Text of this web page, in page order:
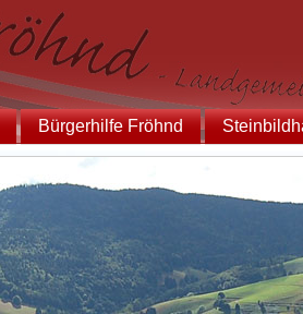
Bürgerhilfe Fröhnd